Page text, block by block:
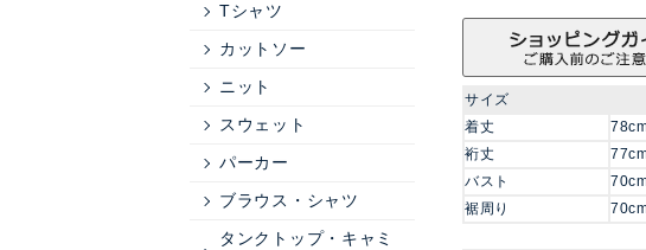
Tシャツ
カットソー
ニット
スウェット
パーカー
ブラウス・シャツ
タンクトップ・キャミ
サイズ
着丈
裄丈
バスト
裾周り